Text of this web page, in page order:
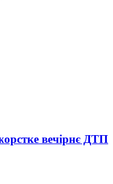
вечірнє ДТП